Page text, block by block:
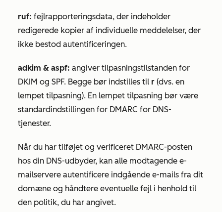
ruf: fejlrapporteringsdata, der indeholder
redigerede kopier af individuelle meddelelser, der
ikke bestod autentificeringen.
adkim & aspf: angiver tilpasningstilstanden for
DKIM og SPF. Begge bør indstilles til r (dvs. en
lempet tilpasning). En lempet tilpasning bør være
standardindstillingen for DMARC for DNS-
tjenester.
Når du har tilføjet og verificeret DMARC-posten
hos din DNS-udbyder, kan alle modtagende e-
mailservere autentificere indgående e-mails fra dit
domæne og håndtere eventuelle fejl i henhold til
den politik, du har angivet.